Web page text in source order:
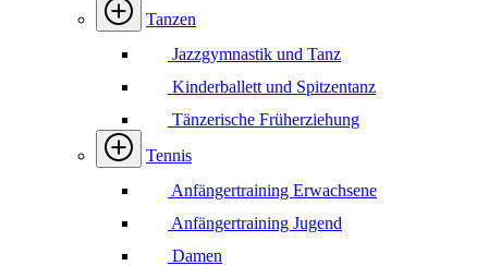
Tanzen
Jazzgymnastik und Tanz
Kinderballett und Spitzentanz
Tänzerische Früherziehung
Tennis
Anfängertraining Erwachsene
Anfängertraining Jugend
Damen